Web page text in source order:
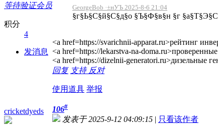
等待验证会员
积分
4
发消息
GeorgeBob ·±нУЪ 2025-8-6 21:04
§г§Ь§С§й§С§д§о §Ъ§Ф§в§н §г
<a href=https://svarichnii-apparat.ru>рейтинг
<a href=https://lekarstva-na-
<a href=https://dizelnii-generatori.ru>дизельные
回复 支持 反对
使用道具 举报
cricketdyeds 106#
发表于 2025-9-12 04:09:15 | 只看该作者